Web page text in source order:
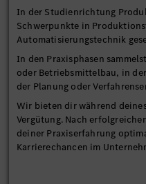
In der Studienrichtung
Schwerpunkte in
Automatisierungstechnik
In den Praxisphasen
oder Betriebsmittelbau, in
der Planung oder
Wir bieten dir während
Vergütung. Nach
deiner Praxiserfahrung
Karrierechancen im